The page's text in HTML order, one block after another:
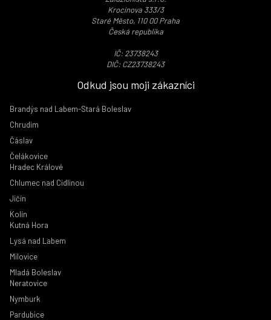
Krocínova 333/3
Staré Město, 110 00 Praha
Česká republika
IČ: 23738243
DIČ: CZ23738243
Odkud jsou moji zákazníci
Brandýs nad Labem-Stará Boleslav
Chrudim
Čáslav
Čelákovice
Hradec Králové
Chlumec nad Cidlinou
Jičín
Kolín
Kutná Hora
Lysá nad Labem
Milovice
Mladá Boleslav
Neratovice
Nymburk
Pardubice